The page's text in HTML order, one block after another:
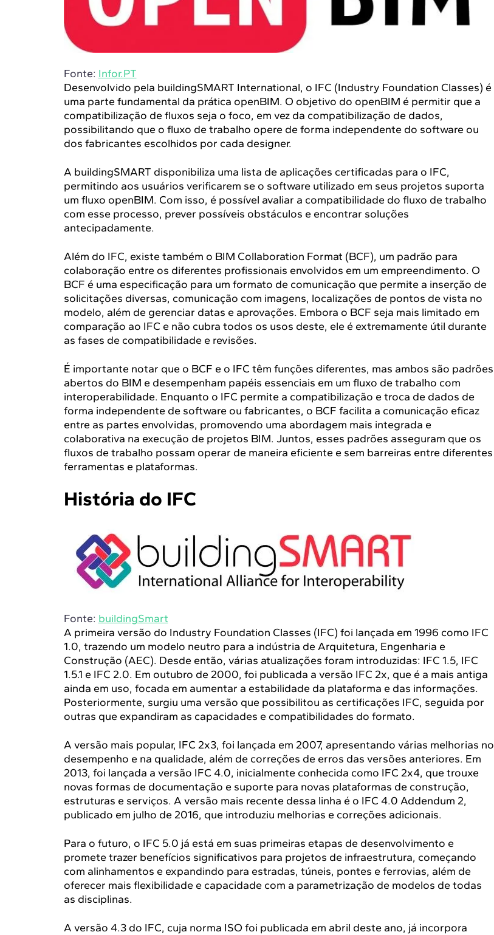
Fonte: Infor.PT
Desenvolvido pela buildingSMART International, o IFC (Industry Foundation Classes) é
uma parte fundamental da prática openBIM. O objetivo do openBIM é permitir que a
compatibilização de fluxos seja o foco, em vez da compatibilização de dados,
possibilitando que o fluxo de trabalho opere de forma independente do software ou
dos fabricantes escolhidos por cada designer.
A buildingSMART disponibiliza uma lista de aplicações certificadas para o IFC,
permitindo aos usuários verificarem se o software utilizado em seus projetos suporta
um fluxo openBIM. Com isso, é possível avaliar a compatibilidade do fluxo de trabalho
com esse processo, prever possíveis obstáculos e encontrar soluções
antecipadamente.
Além do IFC, existe também o BIM Collaboration Format (BCF), um padrão para
colaboração entre os diferentes profissionais envolvidos em um empreendimento. O
BCF é uma especificação para um formato de comunicação que permite a inserção de
solicitações diversas, comunicação com imagens, localizações de pontos de vista no
modelo, além de gerenciar datas e aprovações. Embora o BCF seja mais limitado em
comparação ao IFC e não cubra todos os usos deste, ele é extremamente útil durante
as fases de compatibilidade e revisões.
É importante notar que o BCF e o IFC têm funções diferentes, mas ambos são padrões
abertos do BIM e desempenham papéis essenciais em um fluxo de trabalho com
interoperabilidade. Enquanto o IFC permite a compatibilização e troca de dados de
forma independente de software ou fabricantes, o BCF facilita a comunicação eficaz
entre as partes envolvidas, promovendo uma abordagem mais integrada e
colaborativa na execução de projetos BIM. Juntos, esses padrões asseguram que os
fluxos de trabalho possam operar de maneira eficiente e sem barreiras entre diferentes
ferramentas e plataformas.
História do IFC
Fonte: buildingSmart
A primeira versão do Industry Foundation Classes (IFC) foi lançada em 1996 como IFC
1.0, trazendo um modelo neutro para a indústria de Arquitetura, Engenharia e
Construção (AEC). Desde então, várias atualizações foram introduzidas: IFC 1.5, IFC
1.5.1 e IFC 2.0. Em outubro de 2000, foi publicada a versão IFC 2x, que é a mais antiga
ainda em uso, focada em aumentar a estabilidade da plataforma e das informações.
Posteriormente, surgiu uma versão que possibilitou as certificações IFC, seguida por
outras que expandiram as capacidades e compatibilidades do formato.
A versão mais popular, IFC 2x3, foi lançada em 2007, apresentando várias melhorias no
desempenho e na qualidade, além de correções de erros das versões anteriores. Em
2013, foi lançada a versão IFC 4.0, inicialmente conhecida como IFC 2x4, que trouxe
novas formas de documentação e suporte para novas plataformas de construção,
estruturas e serviços. A versão mais recente dessa linha é o IFC 4.0 Addendum 2,
publicado em julho de 2016, que introduziu melhorias e correções adicionais.
Para o futuro, o IFC 5.0 já está em suas primeiras etapas de desenvolvimento e
promete trazer benefícios significativos para projetos de infraestrutura, começando
com alinhamentos e expandindo para estradas, túneis, pontes e ferrovias, além de
oferecer mais flexibilidade e capacidade com a parametrização de modelos de todas
as disciplinas.
A versão 4.3 do IFC, cuja norma ISO foi publicada em abril deste ano, já incorpora